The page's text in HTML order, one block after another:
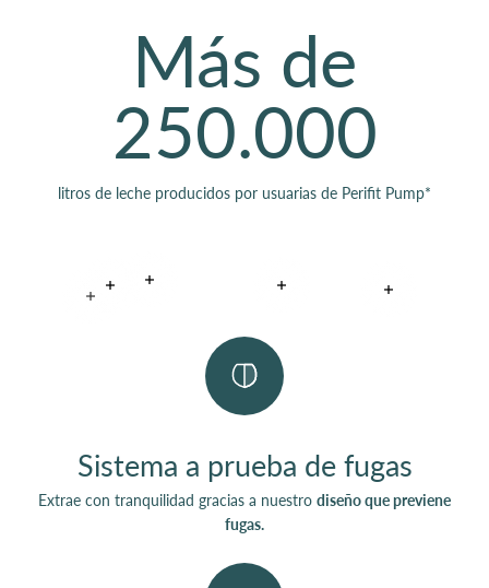
Más de
250.000
litros de leche producidos por usuarias de Perifit Pump*
Leer más
Sistema a prueba de fugas
Extrae con tranquilidad gracias a nuestro diseño que previene
fugas.